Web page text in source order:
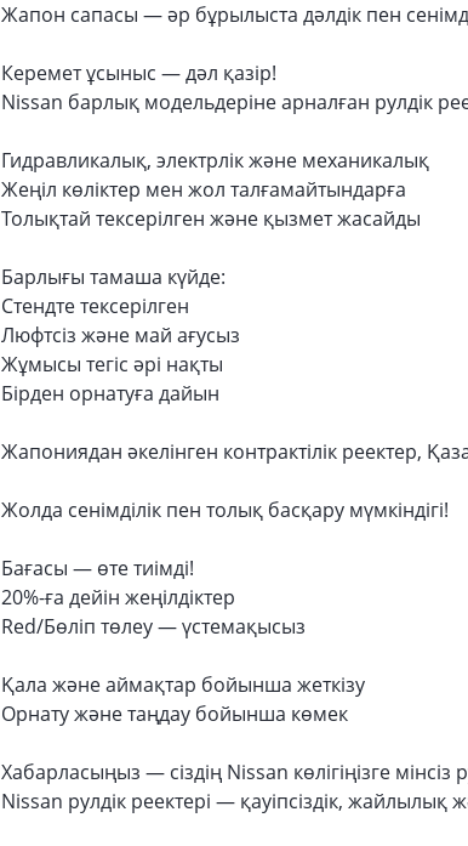
Жапон сапасы — әр бұрылыста дәлдік пен
Керемет ұсыныс — дәл қазір!
Nissan барлық модельдеріне арналған рулдік
Гидравликалық, электрлік және механикалық
Жеңіл көліктер мен жол талғамайтындарға
Толықтай тексерілген және қызмет жасайды
Барлығы тамаша күйде:
Стендте тексерілген
Люфтсіз және май ағусыз
Жұмысы тегіс әрі нақты
Бірден орнатуға дайын
Жапониядан әкелінген контрактілік реектер,
Жолда сенімділік пен толық басқару мүмкіндігі!
Бағасы — өте тиімді!
20%-ға дейін жеңілдіктер
Red/Бөліп төлеу — үстемақысыз
Қала және аймақтар бойынша жеткізу
Орнату және таңдау бойынша көмек
Хабарласыңыз — сіздің Nissan көлігіңізге мінсіз
Nissan рулдік реектері — қауіпсіздік, жайлылық